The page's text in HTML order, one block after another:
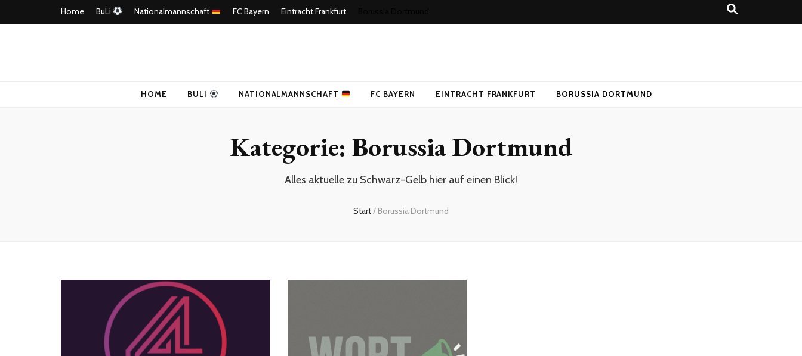
Home BuLi Nationalmannschaft FC Bayern Eintracht Frankfurt
HOME BULI NATIONALMANNSCHAFT FC BAYERN EINTRACHT FRANKFURT BORUSSIA DORTMUND
Kategorie: Borussia Dortmund
Alles aktuelle zu Schwarz-Gelb hier auf einen Blick!
Start/ Borussia Dortmund